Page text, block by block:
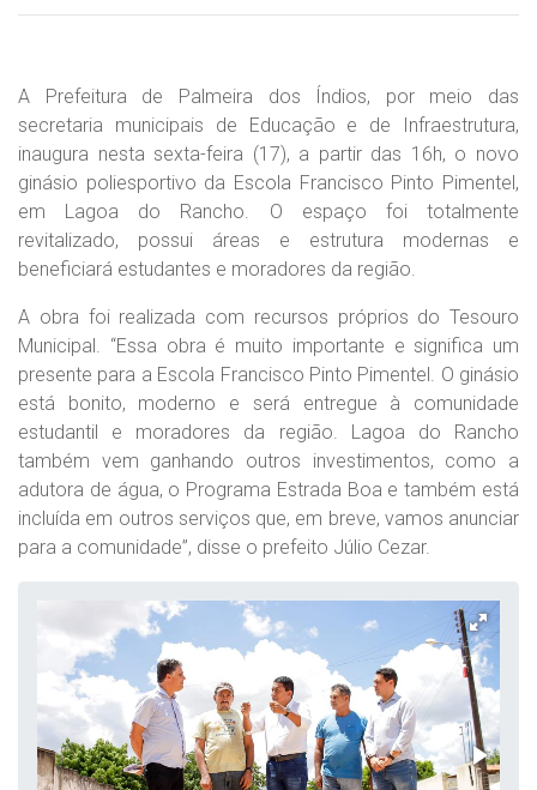
A Prefeitura de Palmeira dos Índios, por meio das
secretaria municipais de Educação e de Infraestrutura,
inaugura nesta sexta-feira (17), a partir das 16h, o novo
ginásio poliesportivo da Escola Francisco Pinto Pimentel,
em Lagoa do Rancho. O espaço foi totalmente
revitalizado, possui áreas e estrutura modernas e
beneficiará estudantes e moradores da região.
A obra foi realizada com recursos próprios do Tesouro
Municipal. “Essa obra é muito importante e significa um
presente para a Escola Francisco Pinto Pimentel. O ginásio
está bonito, moderno e será entregue à comunidade
estudantil e moradores da região. Lagoa do Rancho
também vem ganhando outros investimentos, como a
adutora de água, o Programa Estrada Boa e também está
incluída em outros serviços que, em breve, vamos anunciar
para a comunidade”, disse o prefeito Júlio Cezar.